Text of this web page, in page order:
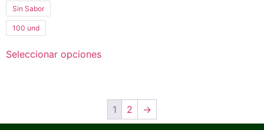
Sin Sabor
100 und
Seleccionar opciones
1 2 →